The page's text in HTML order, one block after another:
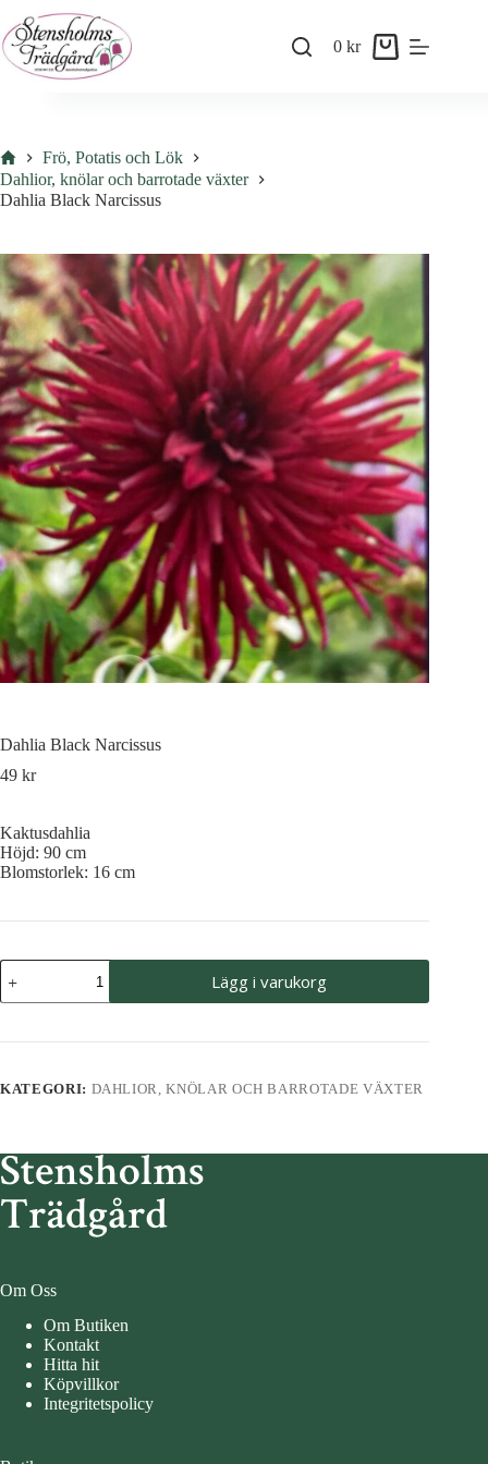
to
content
Shopping
0kr
HemFrö, Potatis och Lök
Dahlior, knölar och barrotade växter
Dahlia Black Narcissus
Dahlia Black Narcissus
49 kr
Kaktusdahlia
Höjd: 90 cm
Blomstorlek: 16 cm
Dahlia
Black
Narcissus
Lägg i varukorg
KATEGORI: DAHLIOR, KNÖLAR OCH BARROTADE VÄXTER
Om Oss
Om Butiken
Kontakt
Hitta hit
Köpvillkor
Integritetspolicy